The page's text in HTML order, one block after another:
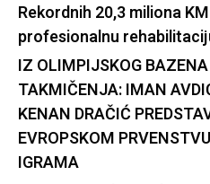
Rekordnih 20,3 miliona
profesionalnu
IZ OLIMPIJSKOG
TAKMIČENJA: IMAN
KENAN DRAČIĆ
EVROPSKOM
IGRAMA